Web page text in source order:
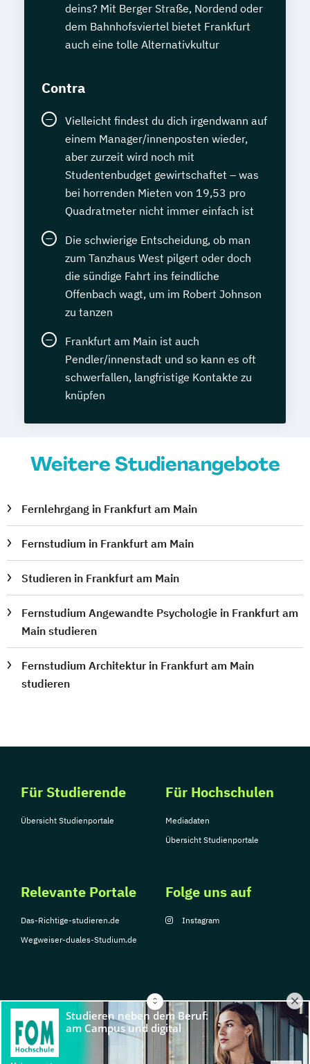
amtsärztliche Überprüfung
Hochzeits- und Veranstaltungsplaner/in
(SGD)
IT-Grundlagen aktuell
Imkern – von der Bienenhaltung zum
Honigverkauf
Informationssicherheitsbeauftragte/r (IHK)
Key-Account-Manager/in mit IHK-Zertifikat
Kindererziehung
Kunst verstehen
Kunstwerkstatt – professionell malen
Kursleiter/-in Waldbaden –
Achtsamkeitsübungen in der Natur
Lagerverwalter/in
Latein (Kleines) Latinum
Marketing Manager (IHK)
Meister/in für Bahnverkehr (IHK)
Mentaltrainer/in
Motion Designer/in 2D/3D
Multimedia-Designer/in (SGD)
NC- & CNC-Technik
Natur- und Umweltpädagogik
Office Kompakt
Online-Redakteur/in – Online-Texter/in
Personalfachkaufmann/ -frau (IHK)
Persönlichkeitstraining
anwenden
Praktische Homöopathie
Praxiswissen Arbeitsrecht
Praxiswissen der Gesundheitswirtschaft
Produktionsmanagement
Professionelles Fotografieren leicht
gemacht
Projektmanagement mit Zertifikat
Projektleiter/in IHK
Heilpflanzenkunde
Tierheilpraktiker/-in mit zusätzlicher
Fachrichtung "Tierernährungsberater"
Veterinärakupunktur für Kleintiere
Pferde
Veterinärakupunktur für Pferde
Veterinärheilpflanzenkunde
deins? Mit Berger Straße, Nordend oder
dem Bahnhofsviertel bietet Frankfurt
auch eine tolle Alternativkultur
Contra
Vielleicht findest du dich irgendwann auf
einem Manager/innenposten wieder,
aber zurzeit wird noch mit
Studentenbudget gewirtschaftet – was
bei horrenden Mieten von 19,53 pro
Quadratmeter nicht immer einfach ist
Die schwierige Entscheidung, ob man
zum Tanzhaus West pilgert oder doch
die sündige Fahrt ins feindliche
Offenbach wagt, um im Robert Johnson
zu tanzen
Frankfurt am Main ist auch
Pendler/innenstadt und so kann es oft
schwerfallen, langfristige Kontakte zu
knüpfen
Weitere Studienangebote
Fernlehrgang in Frankfurt am Main
Fernstudium in Frankfurt am Main
Studieren in Frankfurt am Main
Fernstudium Angewandte Psychologie in Frankfurt am
Main studieren
Fernstudium Architektur in Frankfurt am Main
studieren
Für Studierende
Übersicht Studienportale
Für Hochschulen
Mediadaten
Übersicht Studienportale
Relevante Portale
Das-Richtige-studieren.de
Wegweiser-duales-Studium.de
Folge uns auf
Instagram
© Copyright 2026, TarGroup Media GmbH
Impressum
Datenschutzerklärung Nutzungsbedingungen